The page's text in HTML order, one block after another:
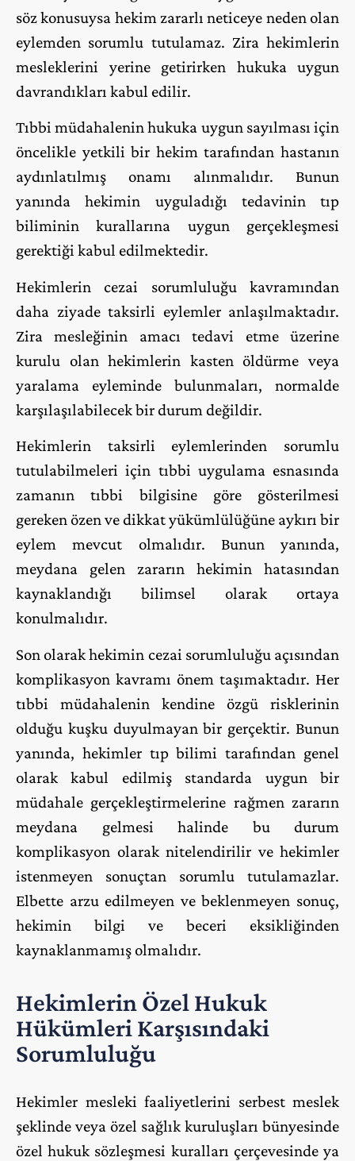
söz konusuysa hekim zararlı neticeye neden olan
eylemden sorumlu tutulamaz. Zira hekimlerin
mesleklerini yerine getirirken hukuka uygun
davrandıkları kabul edilir.
Tıbbi müdahalenin hukuka uygun sayılması için
öncelikle yetkili bir hekim tarafından hastanın
aydınlatılmış onamı alınmalıdır. Bunun
yanında hekimin uyguladığı tedavinin tıp
biliminin kurallarına uygun gerçekleşmesi
gerektiği kabul edilmektedir.
Hekimlerin cezai sorumluluğu kavramından
daha ziyade taksirli eylemler anlaşılmaktadır.
Zira mesleğinin amacı tedavi etme üzerine
kurulu olan hekimlerin kasten öldürme veya
yaralama eyleminde bulunmaları, normalde
karşılaşılabilecek bir durum değildir.
Hekimlerin taksirli eylemlerinden sorumlu
tutulabilmeleri için tıbbi uygulama esnasında
zamanın tıbbi bilgisine göre gösterilmesi
gereken özen ve dikkat yükümlülüğüne aykırı bir
eylem mevcut olmalıdır. Bunun yanında,
meydana gelen zararın hekimin hatasından
kaynaklandığı bilimsel olarak ortaya
konulmalıdır.
Son olarak hekimin cezai sorumluluğu açısından
komplikasyon kavramı önem taşımaktadır. Her
tıbbi müdahalenin kendine özgü risklerinin
olduğu kuşku duyulmayan bir gerçektir. Bunun
yanında, hekimler tıp bilimi tarafından genel
olarak kabul edilmiş standarda uygun bir
müdahale gerçekleştirmelerine rağmen zararın
meydana gelmesi halinde bu durum
komplikasyon olarak nitelendirilir ve hekimler
istenmeyen sonuçtan sorumlu tutulamazlar.
Elbette arzu edilmeyen ve beklenmeyen sonuç,
hekimin bilgi ve beceri eksikliğinden
kaynaklanmamış olmalıdır.
Hekimlerin Özel Hukuk
Hükümleri Karşısındaki
Sorumluluğu
Hekimler mesleki faaliyetlerini serbest meslek
şeklinde veya özel sağlık kuruluşları bünyesinde
özel hukuk sözleşmesi kuralları çerçevesinde ya